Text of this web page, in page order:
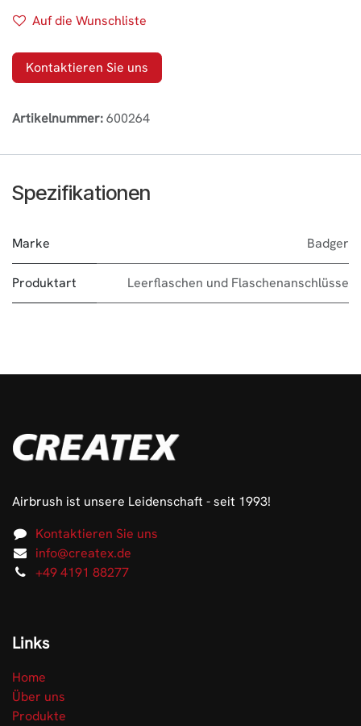
Auf die Wunschliste
Kontaktieren Sie uns
Artikelnummer:600264
Spezifikationen
Marke Badger
Produktart Leerflaschen und Flaschenanschlüsse
Airbrush ist unsere Leidenschaft - seit 1993!
Kontaktieren Sie uns
info@createx.de
+49 4191 88277
Links
Home
Über uns
Produkte